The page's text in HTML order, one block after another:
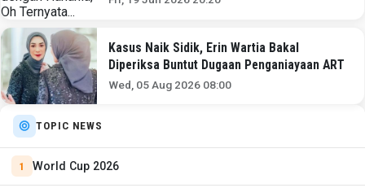
Kasus Naik Sidik, Erin Wartia Bakal
Diperiksa Buntut Dugaan Penganiayaan ART
Wed, 05 Aug 2026 08:00
TOPIC NEWS
World Cup 2026